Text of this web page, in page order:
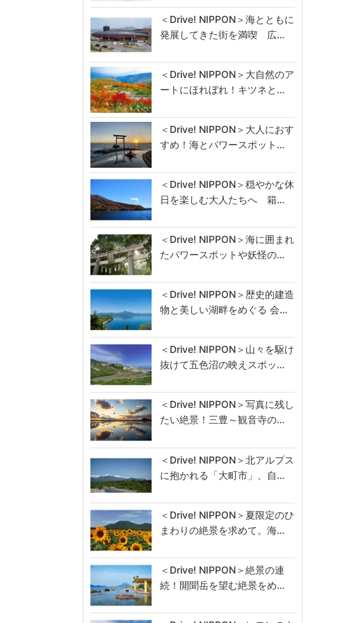
＜Drive! NIPPON＞海とともに
発展してきた街を満喫 広…
＜Drive! NIPPON＞大自然のア
ートにほれぼれ！キツネと…
＜Drive! NIPPON＞大人におす
すめ！海とパワースポット…
＜Drive! NIPPON＞穏やかな休
日を楽しむ大人たちへ 箱…
＜Drive! NIPPON＞海に囲まれ
たパワースポットや妖怪の…
＜Drive! NIPPON＞歴史的建造
物と美しい湖畔をめぐる 会…
＜Drive! NIPPON＞山々を駆け
抜けて五色沼の映えスポッ…
＜Drive! NIPPON＞写真に残し
たい絶景！三豊～観音寺の…
＜Drive! NIPPON＞北アルプス
に抱かれる「大町市」、自…
＜Drive! NIPPON＞夏限定のひ
まわりの絶景を求めて。海…
＜Drive! NIPPON＞絶景の連
続！開聞岳を望む絶景をめ…